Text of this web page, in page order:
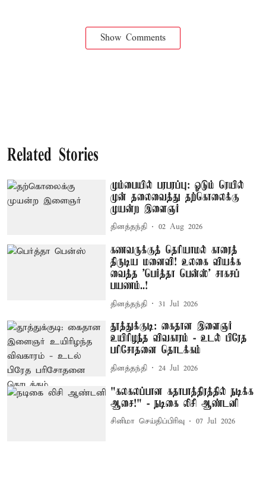
Show Comments
Related Stories
மும்பையில் பரபரப்பு: ஓடும் ரெயில்
முன் தலைவைத்து தற்கொலைக்கு
முயன்ற இளைஞர்
தினத்தந்தி 02 Aug 2026
கணவருக்குத் தெரியாமல் காரைத்
திருடிய மனைவி! உலகை வியக்க
வைத்த 'பெர்த்தா பென்ஸ்' சாகசப்
பயணம்..!
தினத்தந்தி 31 Jul 2026
தூத்துக்குடி: கைதான இளைஞர்
உயிரிழந்த விவகாரம் - உடல் பிரேத
பரிசோதனை தொடக்கம்
தினத்தந்தி 24 Jul 2026
"கலகலப்பான கதாபாத்திரத்தில் நடிக்க
ஆசை!" - நடிகை லிசி ஆண்டனி
சினிமா செய்திப்பிரிவு 07 Jul 2026